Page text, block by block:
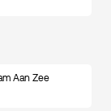
Aan Zee